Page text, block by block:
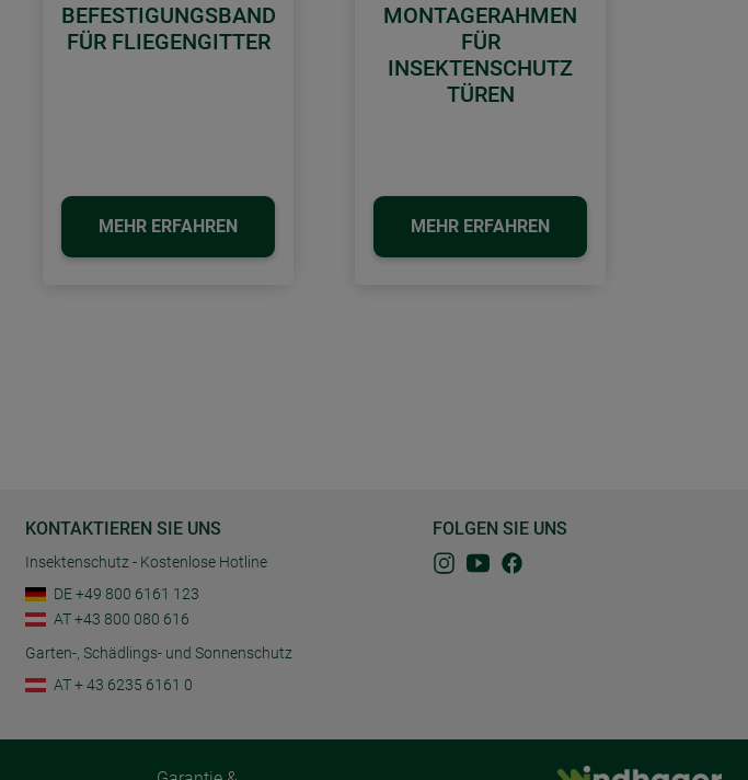
BEFESTIGUNGSBAND
FÜR FLIEGENGITTER
MEHR ERFAHREN
MONTAGERAHMEN
FÜR
INSEKTENSCHUTZ
TÜREN
MEHR ERFAHREN
KONTAKTIEREN SIE UNS
Insektenschutz - Kostenlose Hotline
DE +49 800 6161 123
AT +43 800 080 616
Garten-, Schädlings- und Sonnenschutz
AT + 43 6235 6161 0
FOLGEN SIE UNS